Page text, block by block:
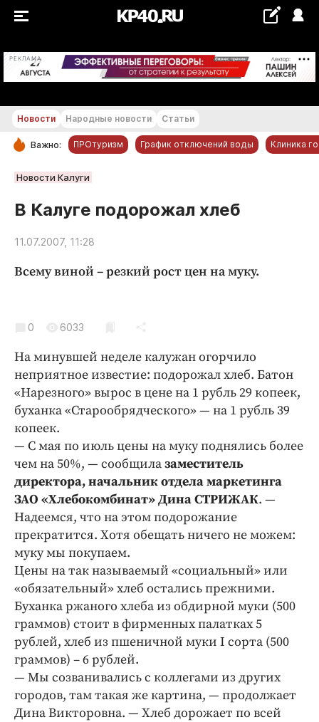
РЕКЛАМА +21...+22 °С
РУБРИКИ
Новости компаний
Статьи
Народные новости
Криминал
Культура
Недвижимость и ЖКХ
Образование
Общество
Погода
Праздники
Происшествия
Спорт
Экономика и бизнес
ПРОЕКТЫ
Блоги
Медиаперсона
Интересное чтиво
Клиника года
Бренд года
Работодатель года
Новости Народные новости Статьи
Важно: ПРОтуризм График отключений воды Клиника
Новости Калуги
В Калуге подорожал хлеб
11.07.2007, 11:28
Всему виной – резкий рост цен на муку.
0 6033
На минувшей неделе калужан огорчило
неприятное известие: подорожал хлеб. Батон
«Нарезного» вырос в цене на 1 рубль 29 копеек,
буханка «Старообрядческого» — на 1 рубль 39
копеек.
— С мая по июль цены на муку поднялись более
чем на 50%, — сообщилазаместитель
директора, начальник отдела маркетинга
ЗАО «Хлебокомбинат» Дина СТРИЖАК. —
Надеемся, что на этом подорожание
прекратится. Хотя обещать ничего не можем:
муку мы покупаем.
Цены на так называемый «социальный» или
«обязательный» хлеб остались прежними.
Буханка ржаного хлеба из обдирной муки (500
граммов) стоит в фирменных палатках 5
рублей, хлеб из пшеничной муки I сорта (500
граммов) – 6 рублей.
— Мы созванивались с коллегами из других
городов, там такая же картина, — продолжает
Дина Викторовна. — Хлеб дорожает по всей